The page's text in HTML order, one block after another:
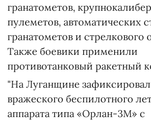
гранатометов,
пулеметов, автоматических
гранатометов и стрелкового
Также боевики применили
противотанковый ракетный
"На Луганщине
вражеского беспилотного
аппарата типа «Орлан-3М» с